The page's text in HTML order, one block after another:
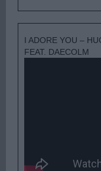
I ADORE YOU –
FEAT. DAECOLM